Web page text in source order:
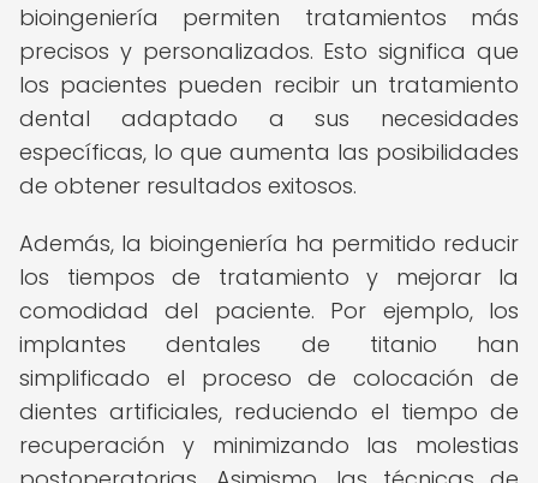
bioingeniería permiten tratamientos más
precisos y personalizados. Esto significa que
los pacientes pueden recibir un tratamiento
dental adaptado a sus necesidades
específicas, lo que aumenta las posibilidades
de obtener resultados exitosos.
Además, la bioingeniería ha permitido reducir
los tiempos de tratamiento y mejorar la
comodidad del paciente. Por ejemplo, los
implantes dentales de titanio han
simplificado el proceso de colocación de
dientes artificiales, reduciendo el tiempo de
recuperación y minimizando las molestias